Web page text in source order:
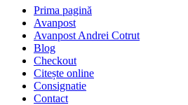
Prima pagină
Avanpost
Avanpost Andrei Cotrut
Blog
Checkout
Citește online
Consignatie
Contact